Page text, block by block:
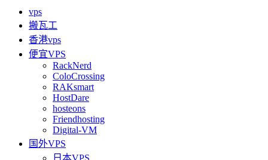
vps
搬瓦工
香港vps
便宜VPS
RackNerd
ColoCrossing
RAKsmart
HostDare
hosteons
Friendhosting
Digital-VM
国外VPS
日本VPS